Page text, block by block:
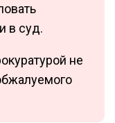
в суд.
не